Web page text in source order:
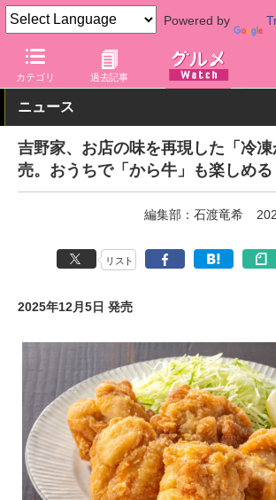
Powered by
カテゴリ 過去記事
グルメ Watch 店舗 丼もの 吉野家
ニュース
吉野家、お店の味を再現した「冷
売。おうちで「から牛」も楽しめる
編集部：石渡竜希
リスト
2025年12月5日 発売